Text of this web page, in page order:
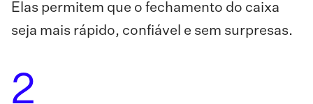
Elas permitem que o fechamento do caixa
seja mais rápido, confiável e sem surpresas.
2